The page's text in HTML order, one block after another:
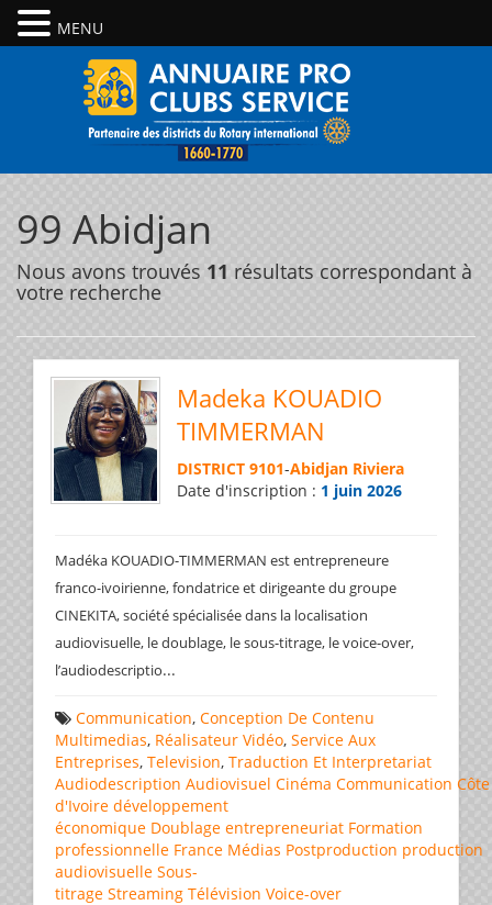
99 Abidjan
Nous avons trouvés 11 résultats correspondant à
votre recherche
Madeka KOUADIO
TIMMERMAN
DISTRICT 9101-Abidjan Riviera
Date d'inscription : 1 juin 2026
Madéka KOUADIO-TIMMERMAN est entrepreneure
franco-ivoirienne, fondatrice et dirigeante du groupe
CINEKITA, société spécialisée dans la localisation
audiovisuelle, le doublage, le sous-titrage, le voice-over,
l’audiodescriptio...
Communication, Conception De Contenu
Multimedias, Réalisateur Vidéo, Service Aux
Entreprises, Television, Traduction Et Interpretariat
Audiodescription Audiovisuel Cinéma Communication Côte
d'Ivoire développement
économique Doublage entrepreneuriat Formation
professionnelle France Médias Postproduction production
audiovisuelle Sous-
titrage Streaming Télévision Voice-over
MENU